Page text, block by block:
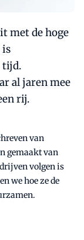
met de hoge
is
tijd.
al jaren mee
rij.
van
gemaakt van
volgen is
we hoe ze de